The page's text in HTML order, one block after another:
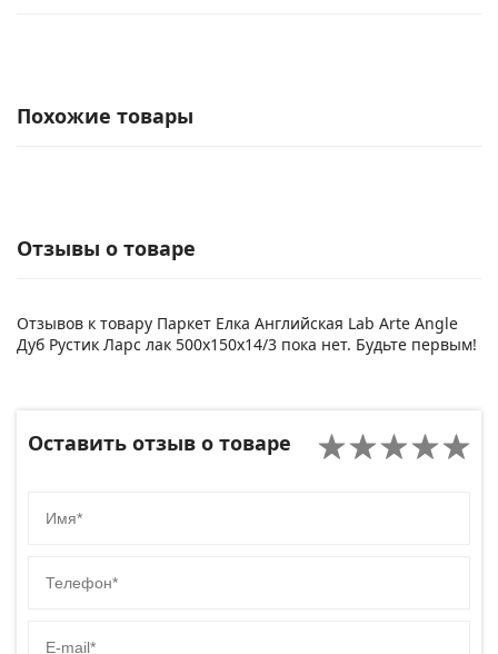
Похожие товары
Отзывы о товаре
Отзывов к товару Паркет Елка Английская Lab Arte Angle
Дуб Рустик Ларс лак 500х150х14/3 пока нет. Будьте первым!
Оставить отзыв о товаре